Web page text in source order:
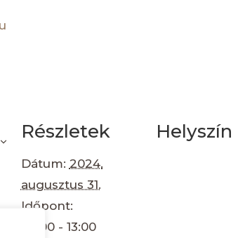
Részletek
Dátum: 2024.
augusztus 31.
Időpont:
08:00 - 13:00
Helyszín